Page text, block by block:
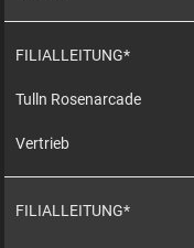
FILIALLEITUNG*
Tulln Rosenarcade
Vertrieb
FILIALLEITUNG*